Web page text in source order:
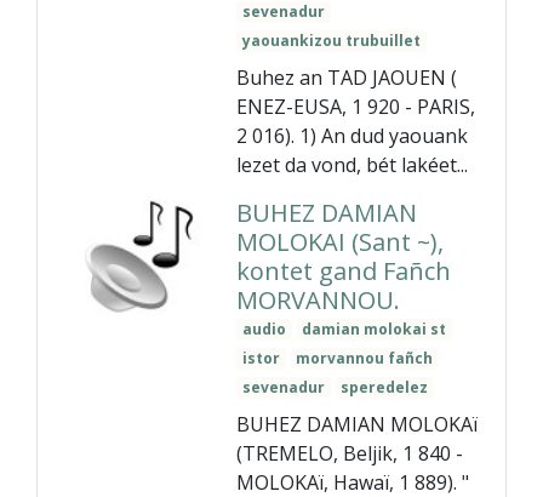
sevenadur
yaouankizou trubuillet
Buhez an TAD JAOUEN (
ENEZ-EUSA, 1 920 - PARIS,
2 016). 1) An dud yaouank
lezet da vond, bét lakéet...
BUHEZ DAMIAN
MOLOKAI (Sant ~),
kontet gand Fañch
MORVANNOU.
audio
damian molokai st
istor
morvannou fañch
sevenadur
speredelez
BUHEZ DAMIAN MOLOKAï
(TREMELO, Beljik, 1 840 -
MOLOKAï, Hawaï, 1 889). "